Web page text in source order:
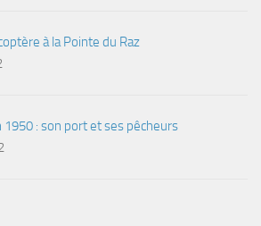
à la Pointe du Raz
1950 : son port et ses pêcheurs